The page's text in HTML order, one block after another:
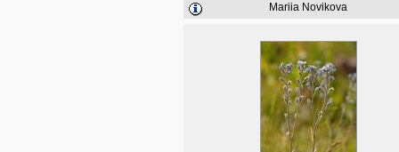
Mariia Novikova